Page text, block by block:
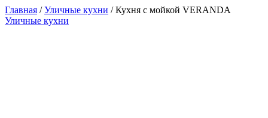
Главная /Уличные кухни / Кухня с мойкой VERANDA
Уличные кухни